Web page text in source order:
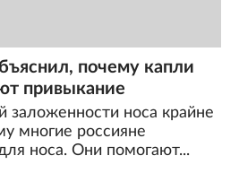
почему капли
привыкание
заложенности носа крайне
многие россияне
носа. Они помогают...